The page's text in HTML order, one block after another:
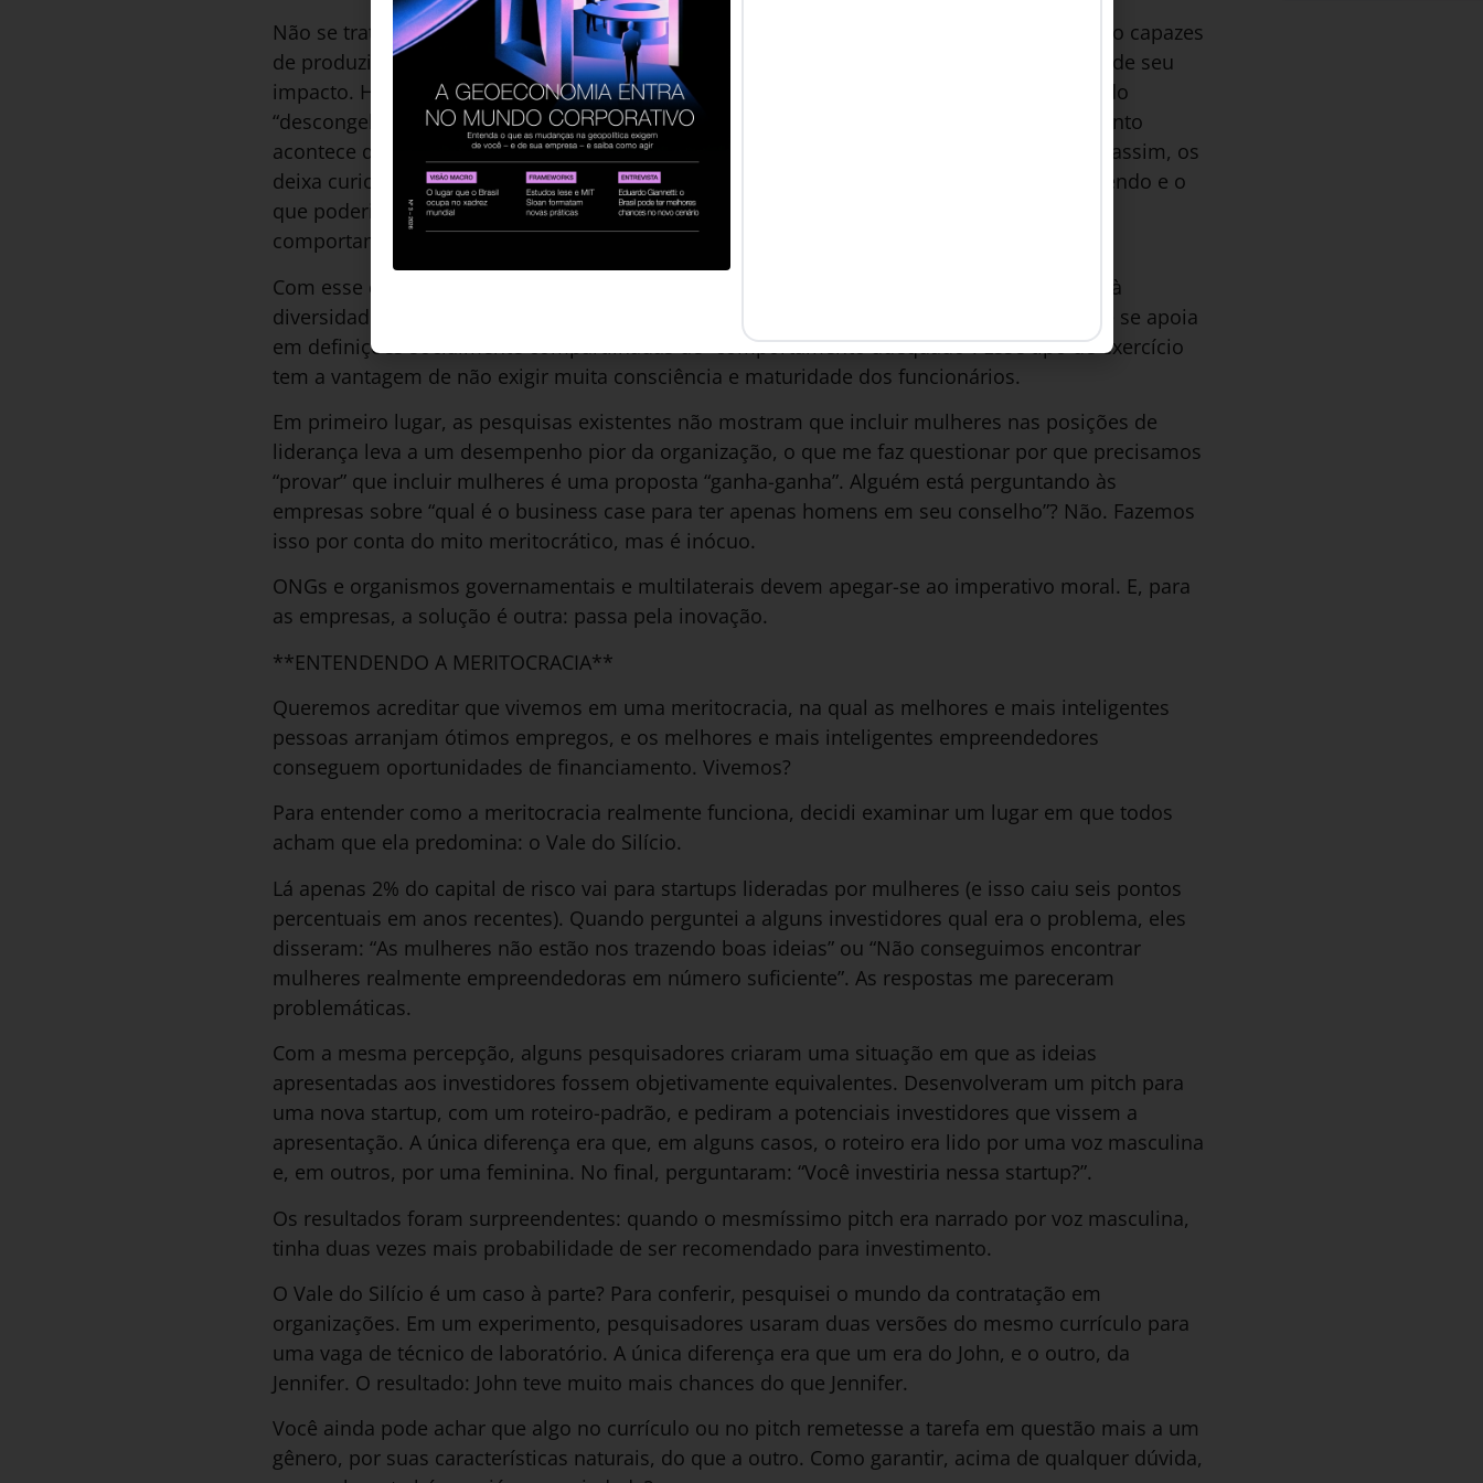
Não se trata dos usuais programas de treinamento – segundo Bohnet, não sabemos se são capazes
de produzir os resultados desejados, porque normalmente não é feita uma boa avaliação de seu
impacto. Há várias técnicas para reverter preconceitos na organização. Ela sugere o método
“descongelar, mudar, recongelar”, criado por seu colega Max Bazerman. “O descongelamento
acontece quando você convida os colaboradores a questionar as estratégias existentes e, assim, os
deixa curiosos quanto às alternativas. Depois, eles discutem o que a organização está fazendo e o
que poderia mudar. Por fim, pensam em maneiras de recongelar os insights obtidos e os
comportamentos aprendidos”, como explica Bohnet.
Com esse esforço de design, o caminho para a mudança de comportamentos em relação à
diversidade na organização deixa de depender de uma mudança nas crenças individuais e se apoia
em definições socialmente compartilhadas de “comportamento adequado”. Esse tipo de exercício
tem a vantagem de não exigir muita consciência e maturidade dos funcionários.
Em primeiro lugar, as pesquisas existentes não mostram que incluir mulheres nas posições de
liderança leva a um desempenho pior da organização, o que me faz questionar por que precisamos
“provar” que incluir mulheres é uma proposta “ganha-ganha”. Alguém está perguntando às
empresas sobre “qual é o business case para ter apenas homens em seu conselho”? Não. Fazemos
isso por conta do mito meritocrático, mas é inócuo.
ONGs e organismos governamentais e multilaterais devem apegar-se ao imperativo moral. E, para
as empresas, a solução é outra: passa pela inovação.
**ENTENDENDO A MERITOCRACIA**
Queremos acreditar que vivemos em uma meritocracia, na qual as melhores e mais inteligentes
pessoas arranjam ótimos empregos, e os melhores e mais inteligentes empreendedores
conseguem oportunidades de financiamento. Vivemos?
Para entender como a meritocracia realmente funciona, decidi examinar um lugar em que todos
acham que ela predomina: o Vale do Silício.
Lá apenas 2% do capital de risco vai para startups lideradas por mulheres (e isso caiu seis pontos
percentuais em anos recentes). Quando perguntei a alguns investidores qual era o problema, eles
disseram: “As mulheres não estão nos trazendo boas ideias” ou “Não conseguimos encontrar
mulheres realmente empreendedoras em número suficiente”. As respostas me pareceram
problemáticas.
Com a mesma percepção, alguns pesquisadores criaram uma situação em que as ideias
apresentadas aos investidores fossem objetivamente equivalentes. Desenvolveram um pitch para
uma nova startup, com um roteiro-padrão, e pediram a potenciais investidores que vissem a
apresentação. A única diferença era que, em alguns casos, o roteiro era lido por uma voz masculina
e, em outros, por uma feminina. No final, perguntaram: “Você investiria nessa startup?”.
Os resultados foram surpreendentes: quando o mesmíssimo pitch era narrado por voz masculina,
tinha duas vezes mais probabilidade de ser recomendado para investimento.
O Vale do Silício é um caso à parte? Para conferir, pesquisei o mundo da contratação em
organizações. Em um experimento, pesquisadores usaram duas versões do mesmo currículo para
uma vaga de técnico de laboratório. A única diferença era que um era do John, e o outro, da
Jennifer. O resultado: John teve muito mais chances do que Jennifer.
Você ainda pode achar que algo no currículo ou no pitch remetesse a tarefa em questão mais a um
gênero, por suas características naturais, do que a outro. Como garantir, acima de qualquer dúvida,